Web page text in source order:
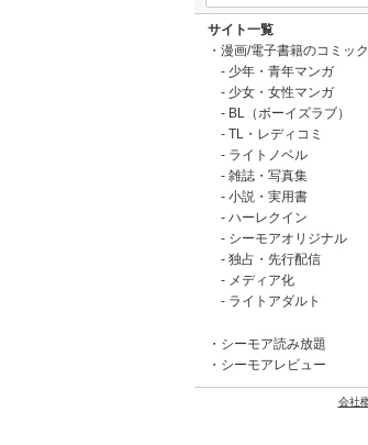
サイト一覧
漫画/電子書籍のコミッ
少年・青年マンガ
少女・女性マンガ
BL（ボーイズラブ）
TL・レディコミ
ライトノベル
雑誌・写真集
小説・実用書
ハーレクイン
シーモアオリジナル
独占・先行配信
メディア化
ライトアダルト
シーモア読み放題
シーモアレビュー
会社